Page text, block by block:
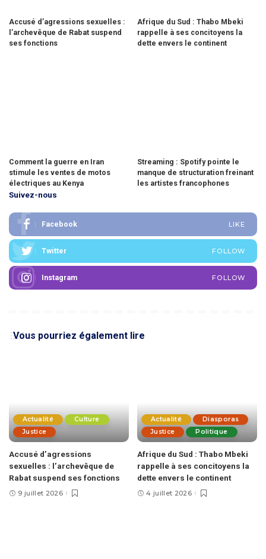
Accusé d’agressions sexuelles :
l’archevêque de Rabat suspend
ses fonctions
Afrique du Sud : Thabo Mbeki
rappelle à ses concitoyens la
dette envers le continent
Comment la guerre en Iran
stimule les ventes de motos
électriques au Kenya
Streaming : Spotify pointe le
manque de structuration freinant
les artistes francophones
Suivez-nous
Facebook LIKE
Twitter FOLLOW
Instagram FOLLOW
Vous pourriez également lire
Actualité
Culture
Justice
Accusé d’agressions
sexuelles : l’archevêque de
Rabat suspend ses fonctions
9 juillet 2026
Actualité
Diasporas
Justice
Politique
Afrique du Sud : Thabo Mbeki
rappelle à ses concitoyens la
dette envers le continent
4 juillet 2026